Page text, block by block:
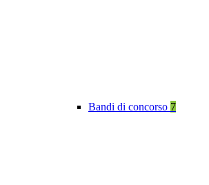
Bandi di concorso 7